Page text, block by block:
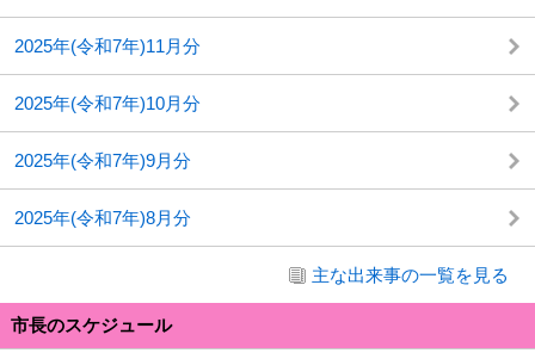
2025年(令和7年)11月分
2025年(令和7年)10月分
2025年(令和7年)9月分
2025年(令和7年)8月分
主な出来事の一覧を見る
市長のスケジュール